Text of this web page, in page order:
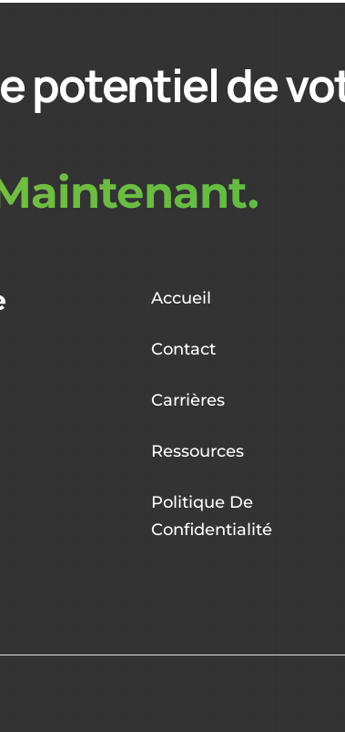
potentiel de
Accueil
Contact
Carrières
Ressources
Politique De
Confidentialité